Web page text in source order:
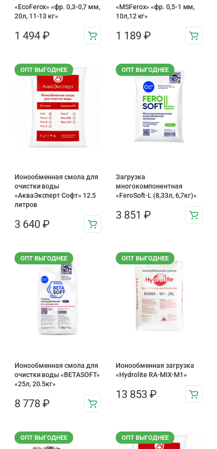
«EcoFerox» «фр. 0,3-0,7 мм,
20л, 11-13 кг»
1 494 ₽
«MSFerox» «фр. 0,5-1 мм,
10л,12 кг»
1 189 ₽
ОПТ ВЫГОДНЕЕ
Ионообменная смола для
очистки воды
«АкваЭксперт Софт» 12.5
литров
3 640 ₽
ОПТ ВЫГОДНЕЕ
Загрузка
многокомпонентная
«FeroSoft-L (8,33л, 6,7кг)»
3 851 ₽
ОПТ ВЫГОДНЕЕ
Ионообменная смола для
очистки воды «BETASOFT»
«25л, 20.5кг»
8 778 ₽
ОПТ ВЫГОДНЕЕ
Ионообменная загрузка
«Hydrolite RA-MIX-М1»
13 853 ₽
ОПТ ВЫГОДНЕЕ ОПТ ВЫГОДНЕЕ